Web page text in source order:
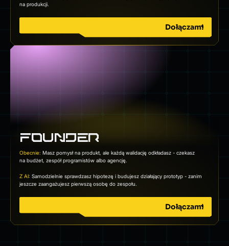
na produkcji.
Dołączam!
FOUNDER
Obecnie: Masz pomysł na produkt, ale każdą walidację odkładasz - czekasz
na budżet, zespół programistów albo agencję.
Z AI: Samodzielnie sprawdzasz hipotezę i budujesz działający prototyp - zanim
jeszcze zaangażujesz pierwszą osobę do zespołu.
Dołączam!